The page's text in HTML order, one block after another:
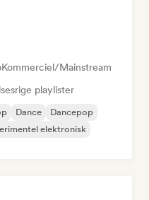
Kommerciel/Mainstream
playlister
Dance
Dancepop
elektronisk